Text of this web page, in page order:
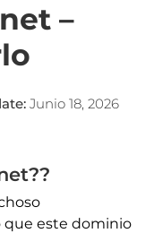
–
: Junio 18, 2026
que este dominio